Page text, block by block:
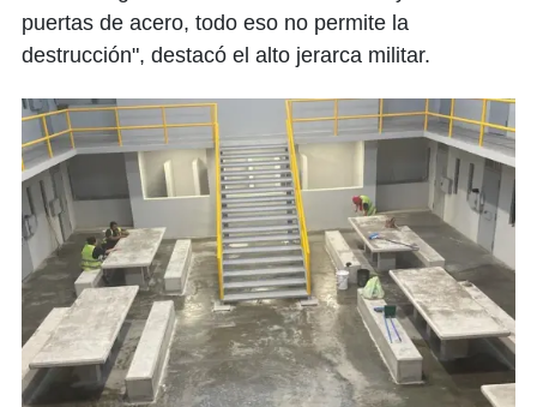
puertas de acero, todo eso no permite la
destrucción", destacó el alto jerarca militar.